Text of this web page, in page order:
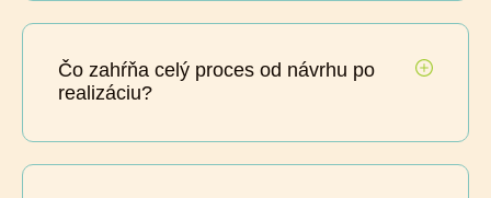
Čo zahŕňa celý proces od návrhu po
realizáciu?